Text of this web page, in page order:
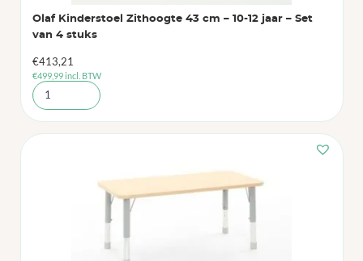
Olaf Kinderstoel Zithoogte 43 cm – 10-12 jaar – Set
van 4 stuks
€413,21
€499,99incl. BTW